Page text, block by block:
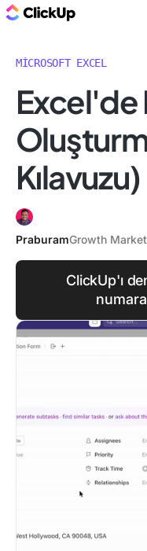
MICROSOFT EXCEL
Excel'de
Kılavuzu)
PraburamGrowth
ClickUp'ı